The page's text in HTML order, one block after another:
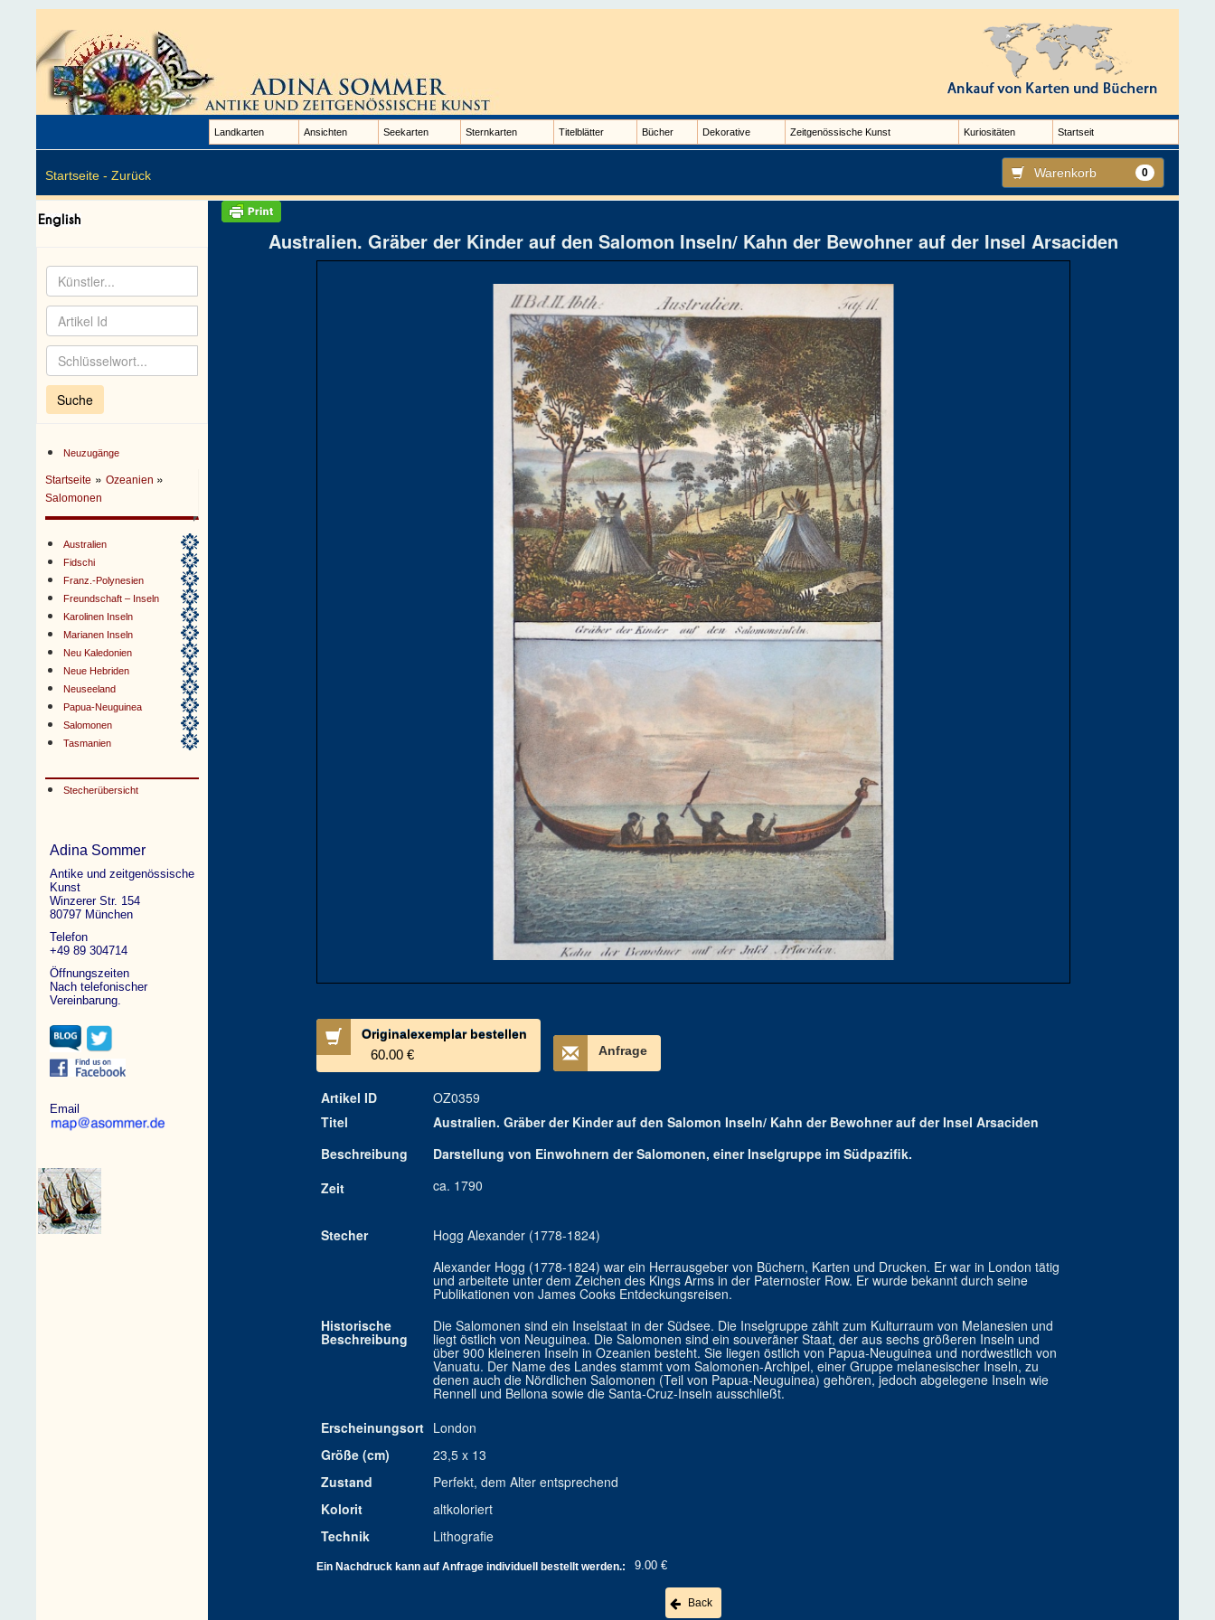
Landkarten Ansichten Seekarten Sternkarten Titelblätter Bücher Dekorative Zeitgenössische Kunst Kuriositäten Startseit
Startseite - Zurück Warenkorb 0
Neuzugänge
Startseite »Ozeanien »
Salomonen
Australien
Fidschi
Franz.-Polynesien
Freundschaft – Inseln
Karolinen Inseln
Marianen Inseln
Neu Kaledonien
Neue Hebriden
Neuseeland
Papua-Neuguinea
Salomonen
Tasmanien
Stecherübersicht
Adina Sommer
Antike und zeitgenössische
Kunst
Winzerer Str. 154
80797 München
Telefon
+49 89 304714
Öffnungszeiten
Nach telefonischer
Vereinbarung.
Email
Australien. Gräber der Kinder auf den Salomon Inseln/ Kahn der Bewohner auf der Insel Arsaciden
Originalexemplar bestellen
60.00 € Anfrage
Artikel ID
OZ0359
Titel
Australien. Gräber der Kinder auf den Salomon Inseln/ Kahn der Bewohner auf der Insel Arsaciden
Beschreibung
Darstellung von Einwohnern der Salomonen, einer Inselgruppe im Südpazifik.
Zeit
ca. 1790
Stecher
Hogg Alexander (1778-1824)
Alexander Hogg (1778-1824) war ein Herrausgeber von Büchern, Karten und Drucken. Er war in London tätig
und arbeitete unter dem Zeichen des Kings Arms in der Paternoster Row. Er wurde bekannt durch seine
Publikationen von James Cooks Entdeckungsreisen.
Historische
Beschreibung
Die Salomonen sind ein Inselstaat in der Südsee. Die Inselgruppe zählt zum Kulturraum von Melanesien und
liegt östlich von Neuguinea. Die Salomonen sind ein souveräner Staat, der aus sechs größeren Inseln und
über 900 kleineren Inseln in Ozeanien besteht. Sie liegen östlich von Papua-Neuguinea und nordwestlich von
Vanuatu. Der Name des Landes stammt vom Salomonen-Archipel, einer Gruppe melanesischer Inseln, zu
denen auch die Nördlichen Salomonen (Teil von Papua-Neuguinea) gehören, jedoch abgelegene Inseln wie
Rennell und Bellona sowie die Santa-Cruz-Inseln ausschließt.
Erscheinungsort London
Größe (cm)
23,5 x 13
Zustand
Perfekt, dem Alter entsprechend
Kolorit
altkoloriert
Technik
Lithografie
Ein Nachdruck kann auf Anfrage individuell bestellt werden.: 9.00 €
Back